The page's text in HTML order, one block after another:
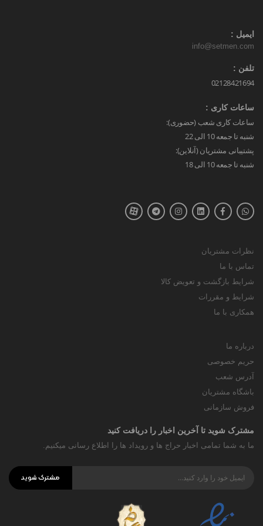
ایمیل :
info@setmen.com
تلفن :
02128421694
ساعات کاری :
ساعات کاری شعب (حضوری):
شنبه تا جمعه 10 الی 22
پشتیبانی مشتریان (آنلاین):
شنبه تا جمعه 10 الی 18
نظرات مشتریان
تماس با ما
شرایط بازگشت و تعویض کالا
شرایط و مقررات
همکاری با ما
درباره ما
حریم خصوصی
آدرس شعب
باشگاه مشتریان
فروش سازمانی
مشترک شوید تا آخرین اخبار را دریافت کنید
ما به شما تمامی اخبار حراج ها و رویداد ها را اطلاع رسانی میکنیم.
مشترک شوید